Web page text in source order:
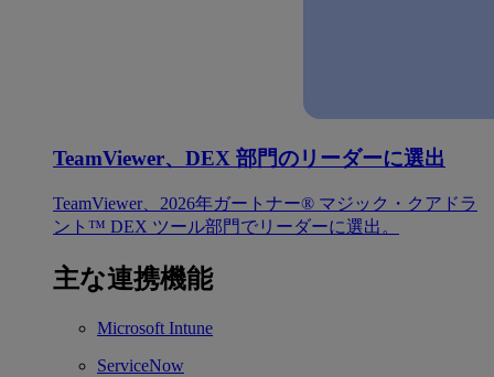
TeamViewer、DEX 部門のリーダーに選出
TeamViewer、2026年ガートナー® マジック・クアドラ
ント™ DEX ツール部門でリーダーに選出。
主な連携機能
Microsoft Intune
ServiceNow